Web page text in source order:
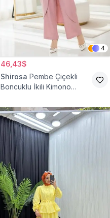
4
46,43$
Shirosa Pembe Çiçekli
Boncuklu İkili Kimono